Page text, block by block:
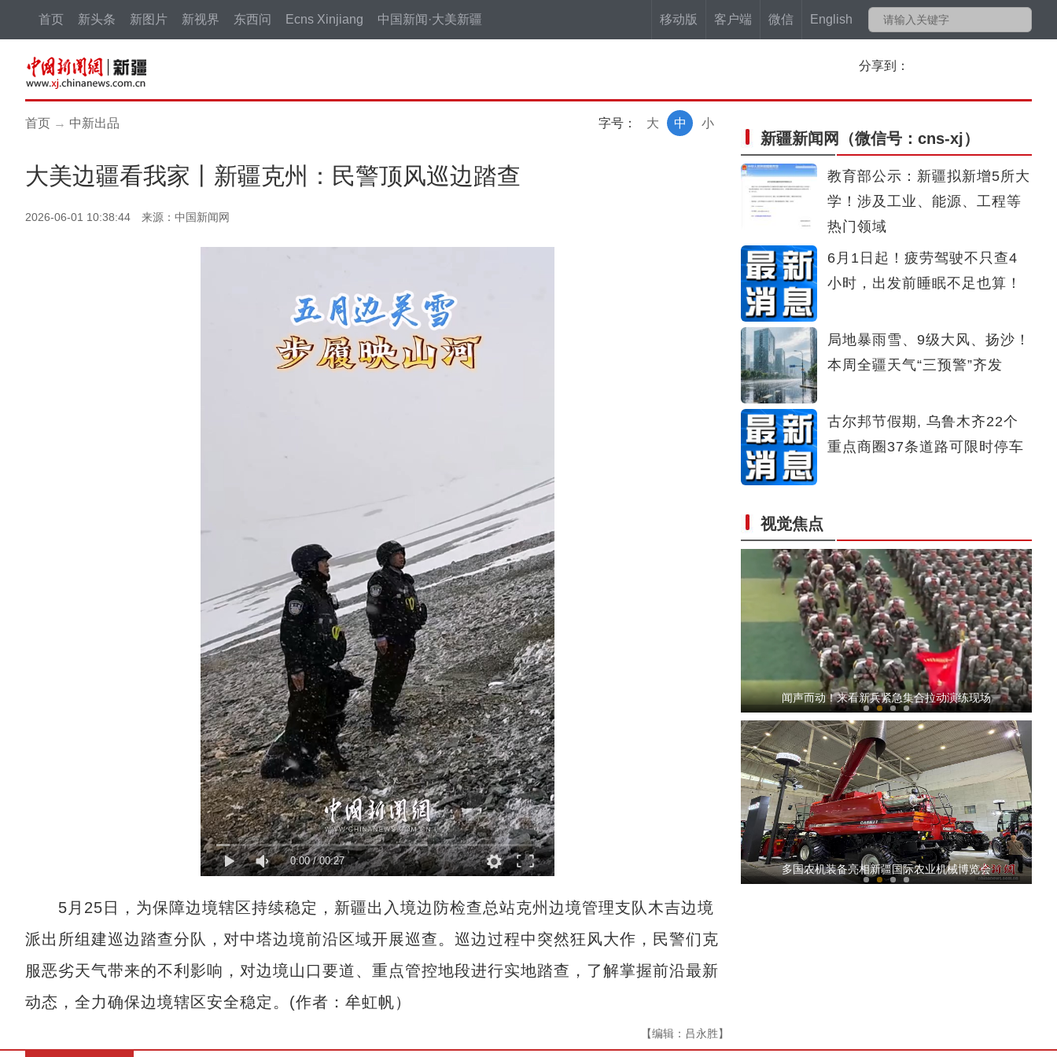
移动版 客户端 微信 English
首页 新头条 新图片 新视界 东西问 Ecns Xinjiang 中国新闻·大美新疆
分享到：
首页 → 中新出品 字号： 小
中
大
大美边疆看我家丨新疆克州：民警顶风巡边踏查
2026-06-01 10:38:44 来源：中国新闻网
0:00/00:27
5月25日，为保障边境辖区持续稳定，新疆出入境边防检查总站克州边境管理支队木吉边境
派出所组建巡边踏查分队，对中塔边境前沿区域开展巡查。巡边过程中突然狂风大作，民警们克
服恶劣天气带来的不利影响，对边境山口要道、重点管控地段进行实地踏查，了解掌握前沿最新
动态，全力确保边境辖区安全稳定。(作者：牟虹帆）
【编辑：吕永胜】
新疆新闻网 （微信号：cns-xj）
教育部公示：新疆拟新增5所大
学！涉及工业、能源、工程等
热门领域
6月1日起！疲劳驾驶不只查4
小时，出发前睡眠不足也算！
局地暴雨雪、9级大风、扬沙！
本周全疆天气“三预警”齐发
古尔邦节假期, 乌鲁木齐22个
重点商圈37条道路可限时停车
视觉焦点
万余台现代农机亮相新疆国际农业机械博览会
从沙地到冠军！新疆足球少年终于有了专业球场 B太：希望
再给他们建更大一点的足球场
闻声而动！来看新兵紧急集合拉动演练现场
大美边疆看我家丨新疆塔城：美食飘香 欢庆古尔邦节
多国农机装备亮相新疆国际农业机械博览会